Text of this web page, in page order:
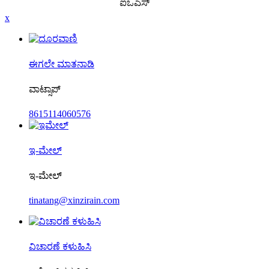
ಐಒಎಸ್
x
ಈಗಲೇ ಮಾತನಾಡಿ
ವಾಟ್ಸಾಪ್
8615114060576
ಇ-ಮೇಲ್
ಇ-ಮೇಲ್
tinatang@xinzirain.com
ವಿಚಾರಣೆ ಕಳುಹಿಸಿ